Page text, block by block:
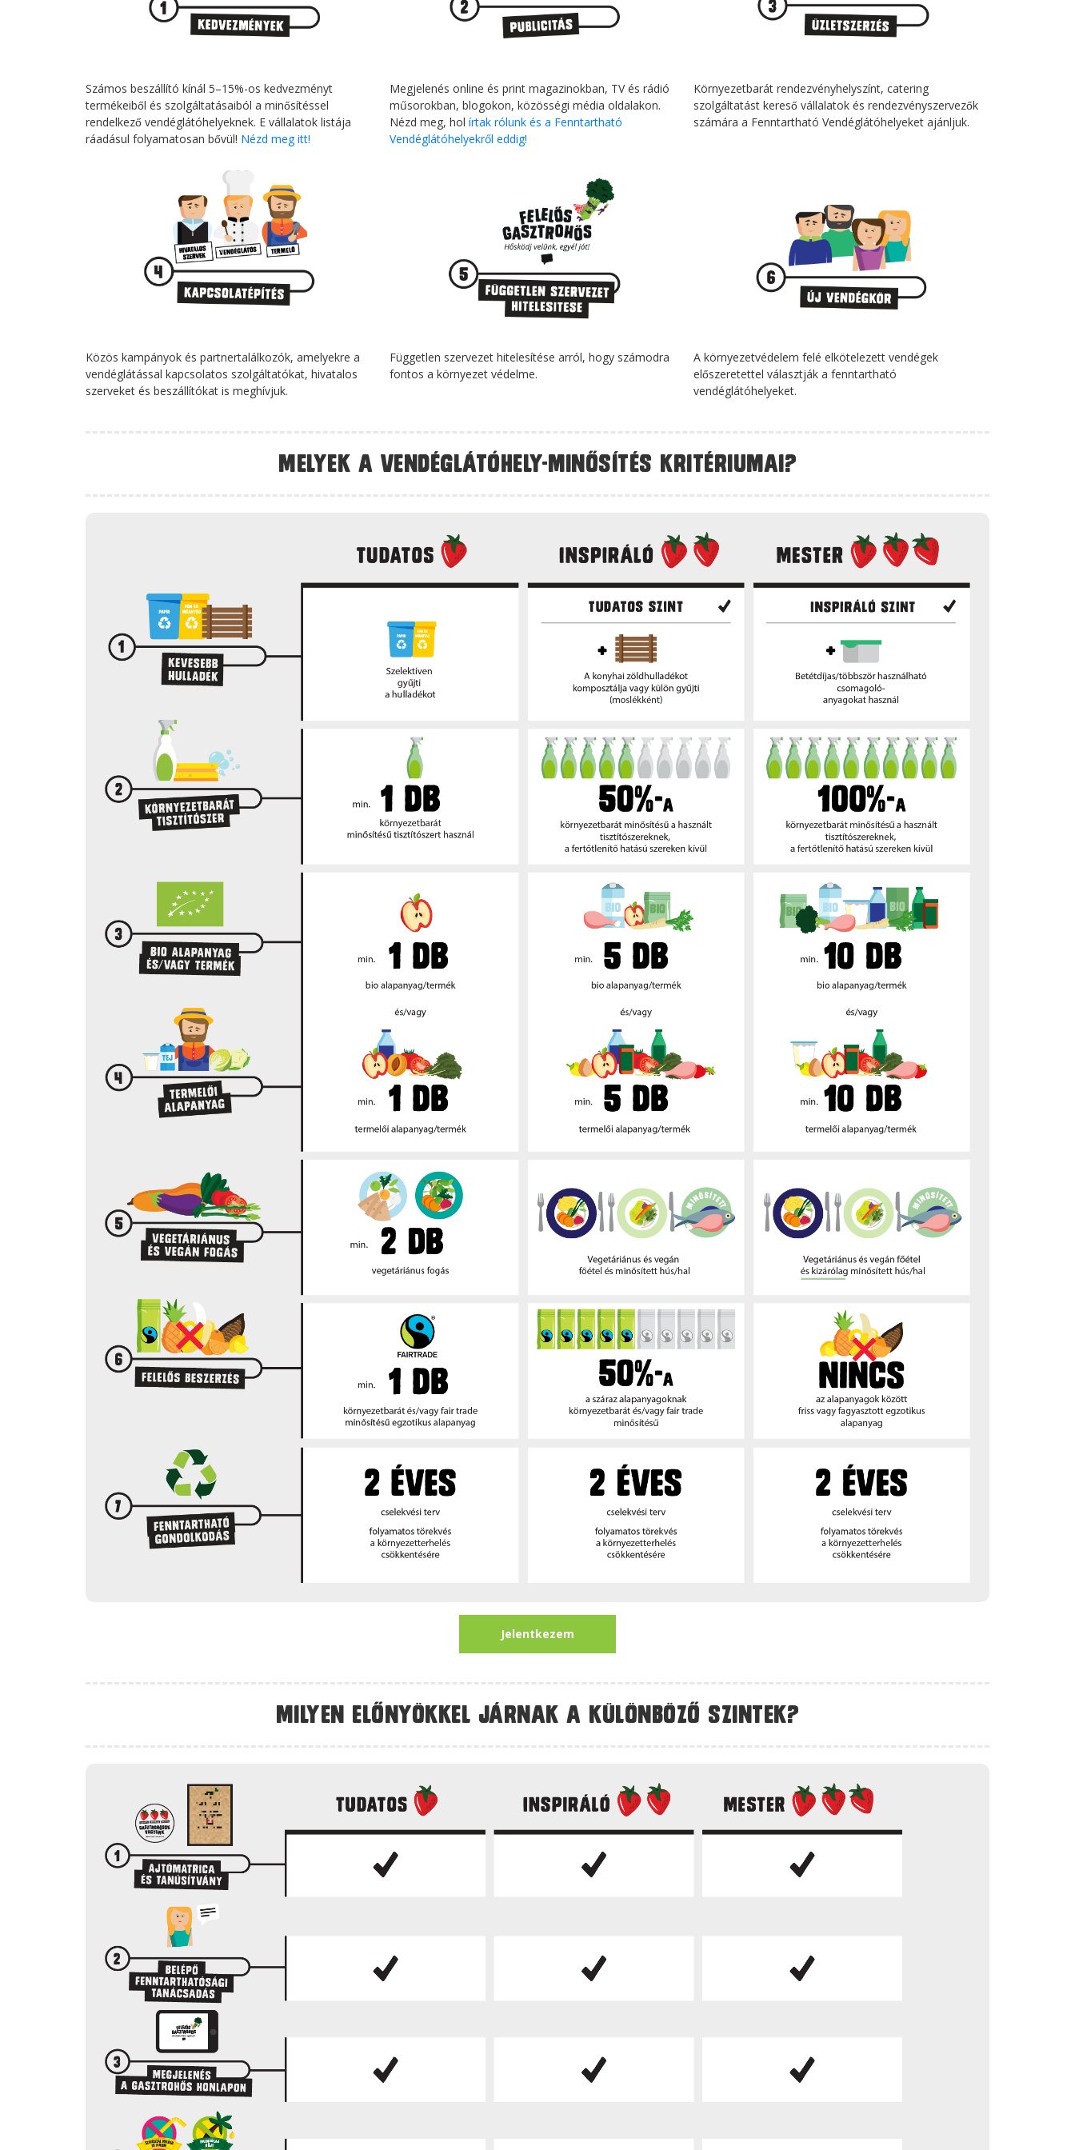
Számos beszállító kínál 5–15%-os kedvezményt
termékeiből és szolgáltatásaiból a minősítéssel
rendelkező vendéglátóhelyeknek. E vállalatok listája
ráadásul folyamatosan bővül! Nézd meg itt!
Megjelenés online és print magazinokban, TV és rádió
műsorokban, blogokon, közösségi média oldalakon.
Nézd meg, hol írtak rólunk és a Fenntartható
Vendéglátóhelyekről eddig!
Környezetbarát rendezvényhelyszínt, catering
szolgáltatást kereső vállalatok és rendezvényszervezők
számára a Fenntartható Vendéglátóhelyeket ajánljuk.
Közös kampányok és partnertalálkozók, amelyekre a
vendéglátással kapcsolatos szolgáltatókat, hivatalos
szerveket és beszállítókat is meghívjuk.
Független szervezet hitelesítése arról, hogy számodra
fontos a környezet védelme.
A környezetvédelem felé elkötelezett vendégek
előszeretettel választják a fenntartható
vendéglátóhelyeket.
Melyek a vendéglátóhely-minősítés kritériumai?
Jelentkezem
Milyen előnyökkel járnak a különböző szintek?